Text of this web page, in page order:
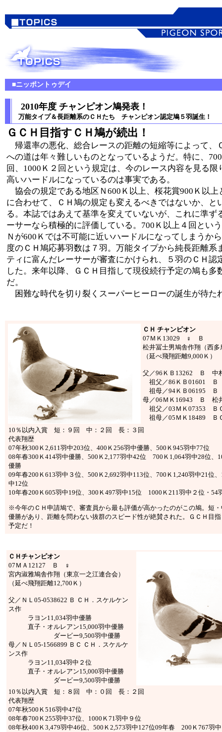
■ニッポントゥデイ
2010年度 チャンピオン鳩発表！
万能タイプ＆長距離系のＣＨたち チャンピオン認定鳩５羽誕生！
ＧＣＨ目指すＣＨ鳩が続出！
帰還率の悪化、総合レースの距離の短縮等によって、
への道は年々難しいものとなっているようだ。特に、
回、1000Ｋ２回という規定は、今のレース内容を見る限
高いハードルになっているのは事実である。
協会の規定である地区Ｎ600Ｋ以上、桜花賞900Ｋ以上
に合わせて、ＣＨ鳩の規定も変えるべきではないか、と
る。本誌ではあえて基準を変えていないが、これに準ず
ーサーなら積極的に評価している。700Ｋ以上４回とい
Ｎが600Ｋでは不可能に近いハードルになってしまうか
度のＣＨ鳩応募羽数は７羽。万能タイプから純長距離系
ティに富んだレーサーが審査にかけられ、５羽のＣＨ認
した。来年以降、ＧＣＨ目指して現役続行予定の鳩も多
だ。
困難な時代を切り裂くスーパーヒーローの誕生が待た
ＣＨ チャンピオン
07ＭＫ13029 ♀ Ｂ
松井冨士男鳩舎作翔（西多
（延べ飛翔距離9,000Ｋ）
父／96ＫＢ13262 Ｂ 中
祖父／86ＫＢ01601 Ｂ
祖母／94ＫＢ06195 Ｂ
母／06ＭＫ16943 Ｂ 松
祖父／03ＭＫ07353 Ｂ
祖母／05ＭＫ18489 Ｂ
10％以内入賞 短：９回 中：２回 長：３回
代表翔歴
07年秋300Ｋ2,611羽中203位、400Ｋ256羽中優勝、500Ｋ945羽中77位
08年春300Ｋ414羽中優勝、500Ｋ2,177羽中42位 700Ｋ1,064羽中28位、
優勝
09年春200Ｋ613羽中３位、500Ｋ2,692羽中113位、700Ｋ1,240羽中21位
中12位
10年春200Ｋ605羽中19位、300Ｋ497羽中15位 1000Ｋ211羽中２位・54
※今年のＣＨ申請鳩で、審査員から最も評価が高かったのがこの鳩。短
優勝があり、距離を問わない抜群のスピード性が絶賛された。ＧＣＨ目
予定だ！
ＣＨチャンピオン
07ＭＡ12127 Ｂ ♀
宮内淑雅鳩舎作翔（東京一之江連合会）
（延べ飛翔距離12,700Ｋ）
父／ＮＬ05-0538622 Ｂ ＣＨ．スケルケン
ス作
ラヨン11,034羽中優勝
直子・オルレアン15,000羽中優勝
ダービー9,500羽中優勝
母／ＮＬ05-1566899 ＢＣ ＣＨ．スケルケ
ンス作
ラヨン11,034羽中２位
直子・オルレアン15,000羽中優勝
ダービー9,500羽中優勝
10％以内入賞 短：８回 中：０回 長：２回
代表翔歴
07年秋500Ｋ516羽中47位
08年春700Ｋ255羽中37位、1000Ｋ71羽中９位
08年秋400Ｋ3,479羽中46位、500Ｋ2,573羽中127位09年春 200Ｋ767羽